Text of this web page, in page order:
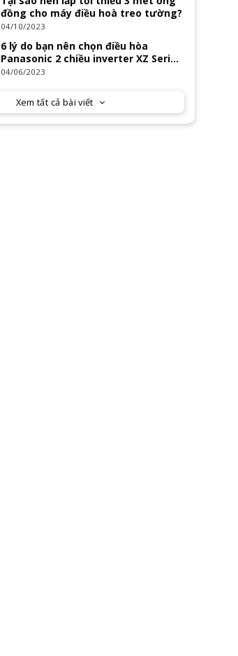
đồng cho máy điều hoà treo tường?
04/10/2023
6 lý do bạn nên chọn điều hòa
Panasonic 2 chiều inverter XZ Series
2023
04/06/2023
Xem tất cả bài viết